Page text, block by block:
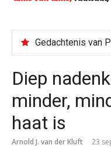
Diep
minder,
haat is
Arnold J. van der Kluft 23